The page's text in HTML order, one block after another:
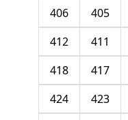
405
406
411
412
417
418
423
424